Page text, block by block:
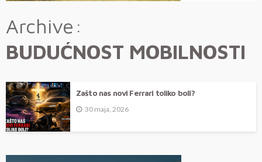
Archive
BUDUĆNOST MOBILNOSTI
Zašto nas novi Ferrari toliko boli?
30 maja, 2026